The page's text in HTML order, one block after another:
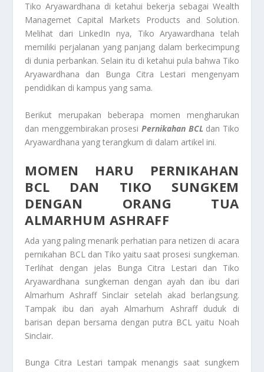
Tiko Aryawardhana di ketahui bekerja sebagai Wealth
Managemet Capital Markets Products and Solution.
Melihat dari LinkedIn nya, Tiko Aryawardhana telah
memiliki perjalanan yang panjang dalam berkecimpung
di dunia perbankan. Selain itu di ketahui pula bahwa Tiko
Aryawardhana dan Bunga Citra Lestari mengenyam
pendidikan di kampus yang sama.
Berikut merupakan beberapa momen mengharukan
dan menggembirakan prosesi Pernikahan BCLdan Tiko
Aryawardhana yang terangkum di dalam artikel ini.
MOMEN HARU PERNIKAHAN
BCL DAN TIKO SUNGKEM
DENGAN ORANG TUA
ALMARHUM ASHRAFF
Ada yang paling menarik perhatian para netizen di acara
pernikahan BCL dan Tiko yaitu saat prosesi sungkeman.
Terlihat dengan jelas Bunga Citra Lestari dan Tiko
Aryawardhana sungkeman dengan ayah dan ibu dari
Almarhum Ashraff Sinclair setelah akad berlangsung.
Tampak ibu dan ayah Almarhum Ashraff duduk di
barisan depan bersama dengan putra BCL yaitu Noah
Sinclair.
Bunga Citra Lestari tampak menangis saat sungkem